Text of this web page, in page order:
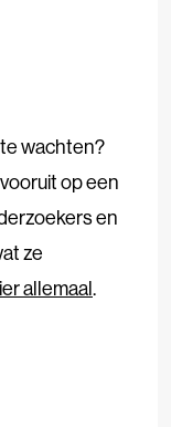
wachten?
op een
en
ze
allemaal.